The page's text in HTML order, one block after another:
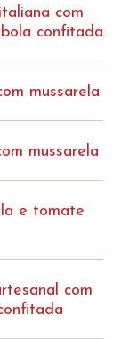
com
confitada
mussarela
mussarela
e tomate
com